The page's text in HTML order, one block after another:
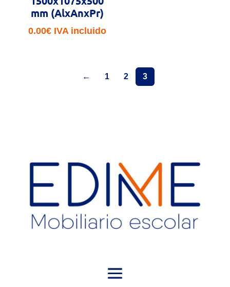
mm (AlxAnxPr)
0.00€ IVA incluido
← 1 2 3